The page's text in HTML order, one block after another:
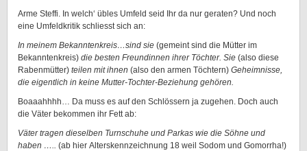
Arme Steffi. In welch‘ übles Umfeld seid Ihr da nur geraten? Und noch
eine Umfeldkritik schliesst sich an:
In meinem Bekanntenkreis…sind sie (gemeint sind die Mütter im
Bekanntenkreis) die besten Freundinnen ihrer Töchter. Sie (also diese
Rabenmütter) teilen mit ihnen (also den armen Töchtern) Geheimnisse,
die eigentlich in keine Mutter-Tochter-Beziehung gehören.
Boaaahhhh… Da muss es auf den Schlössern ja zugehen. Doch auch
die Väter bekommen ihr Fett ab:
Väter tragen dieselben Turnschuhe und Parkas wie die Söhne und
haben ….. (ab hier Alterskennzeichnung 18 weil Sodom und Gomorrha!)